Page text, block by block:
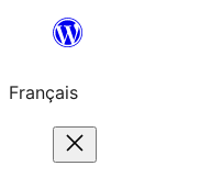
contenu
Français